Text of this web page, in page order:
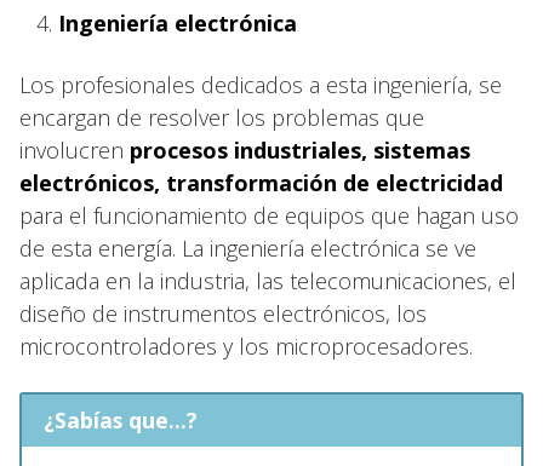
Ingeniería electrónica
Los profesionales dedicados a esta ingeniería, se
encargan de resolver los problemas que
involucren procesos industriales, sistemas
electrónicos, transformación de electricidad
para el funcionamiento de equipos que hagan uso
de esta energía. La ingeniería electrónica se ve
aplicada en la industria, las telecomunicaciones, el
diseño de instrumentos electrónicos, los
microcontroladores y los microprocesadores.
¿Sabías que...?